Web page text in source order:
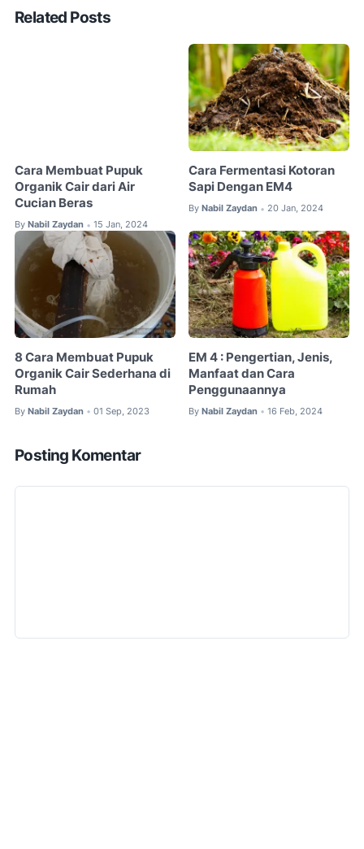
Related Posts
Cara Membuat Pupuk
Organik Cair dari Air
Cucian Beras
By Nabil Zaydan • 15 Jan, 2024
Cara Fermentasi Kotoran
Sapi Dengan EM4
By Nabil Zaydan • 20 Jan, 2024
8 Cara Membuat Pupuk
Organik Cair Sederhana di
Rumah
By Nabil Zaydan • 01 Sep, 2023
EM 4 : Pengertian, Jenis,
Manfaat dan Cara
Penggunaannya
By Nabil Zaydan • 16 Feb, 2024
Posting Komentar